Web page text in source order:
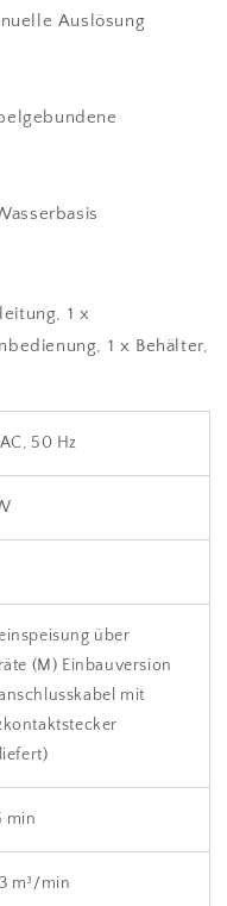
Auslösung
1 x
1 x Behälter,
50 Hz
über
(M) Einbauversion
mit
min
m³/min